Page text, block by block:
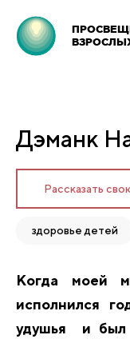
Дэманк
Рассказать
здоровье детей
Когда моей
исполнился
удушья и был